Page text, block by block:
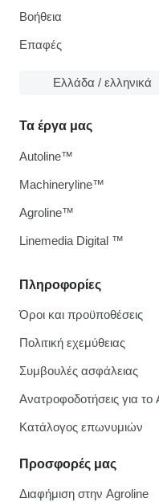
Βοήθεια
Επαφές
Ελλάδα / ελληνικά
Πληροφορίες
Όροι και προϋποθέσεις
Πολιτική εχεμύθειας
Συμβουλές ασφάλειας
Ανατροφοδοτήσεις για το
Κατάλογος επωνυμιών
Προσφορές μας
Διαφήμιση στην Agroline
Τα έργα μας
Autoline™
Machineryline™
Agroline™
Linemedia Digital ™